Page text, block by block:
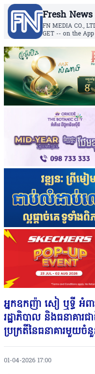
Fresh News
FN MEDIA CO.,
GET -- on the
អ្នកឧកញ៉ា សៀ ឬទ្ធី អំព
រដ្ឋាភិបាល និងធនាគារ
ប្រក្រតីនៃធនាគារមួយចំ
01-04-2026 17:00